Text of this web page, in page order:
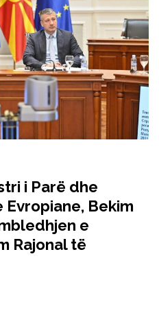
i Parë dhe
Evropiane, Bekim
e
Rajonal të